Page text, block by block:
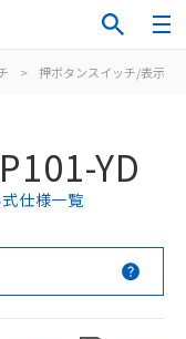
> 押ボタンスイッチ/表示灯
YD
仕様一覧